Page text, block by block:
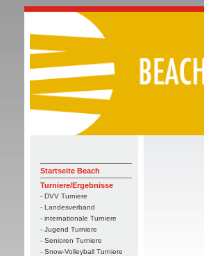
Startseite Beach
Turniere/Ergebnisse
- DVV Turniere
- Landesverband
- internationale Turniere
- Jugend Turniere
- Senioren Turniere
- Snow-Volleyball Turniere